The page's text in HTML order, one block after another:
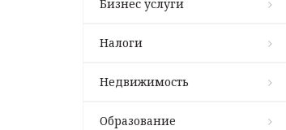
Бизнес услуги
Налоги
Недвижимость
Образование